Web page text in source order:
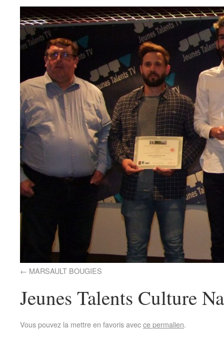
MARSAULT BOUGIES
Jeunes Talents Culture
Vous pouvez la mettre en favoris avecce permalien.